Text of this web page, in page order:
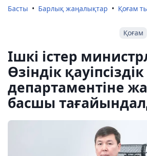
Басты Барлық жаңалықтар Қоғам
Қоғам
Ішкі істер
Өзіндік қауіпсіздік
департаментіне
басшы